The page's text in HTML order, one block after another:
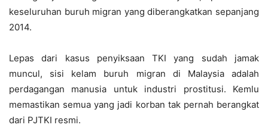
keseluruhan buruh migran yang diberangkatkan sepanjang
2014.
Lepas dari kasus penyiksaan TKI yang sudah jamak
muncul, sisi kelam buruh migran di Malaysia adalah
perdagangan manusia untuk industri prostitusi. Kemlu
memastikan semua yang jadi korban tak pernah berangkat
dari PJTKI resmi.